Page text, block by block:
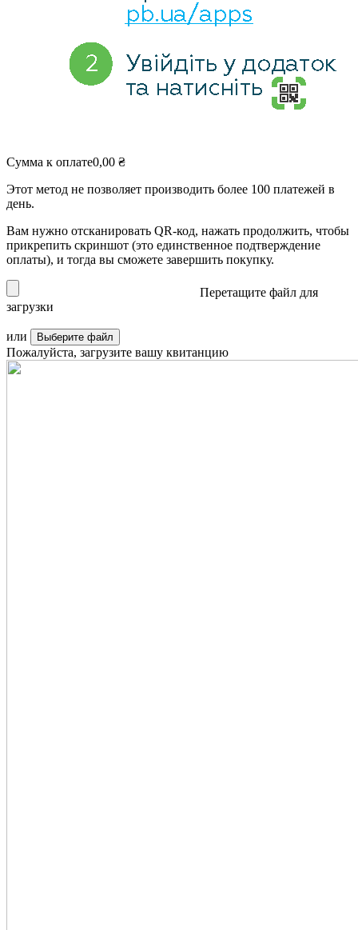
Сумма к оплате0,00 ₴
Этот метод не позволяет производить более 100 платежей в
день.
Вам нужно отсканировать QR-код, нажать продолжить, чтобы
прикрепить скриншот (это единственное подтверждение
оплаты), и тогда вы сможете завершить покупку.
Перетащите файл для
загрузки
или Выберите файл
Пожалуйста, загрузите вашу квитанцию